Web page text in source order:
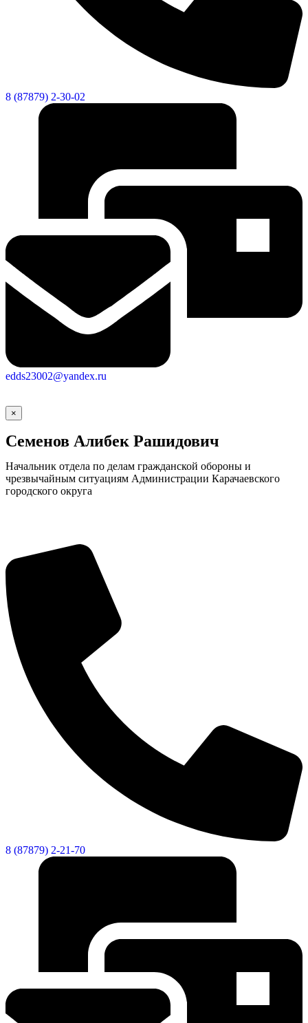
8 (87879) 2-30-02
edds23002@yandex.ru
×
Семенов Алибек Рашидович
Начальник отдела по делам гражданской обороны и
чрезвычайным ситуациям Администрации Карачаевского
городского округа
8 (87879) 2-21-70